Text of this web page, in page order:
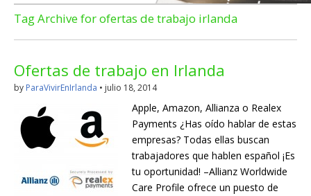
en Irlanda –
Alojamiento en
Irlanda
Blog dedicado a los que viven, estudian y trabajan en
Irlanda!
Tag Archive for ofertas de trabajo irlanda
Ofertas de trabajo en Irlanda
by ParaVivirEnIrlanda • julio 18, 2014
Apple, Amazon, Allianza o Realex
Payments ¿Has oído hablar de estas
empresas? Todas ellas buscan
trabajadores que hablen español ¡Es
tu oportunidad! –Allianz Worldwide
Care Profile ofrece un puesto de